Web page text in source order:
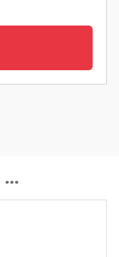
...